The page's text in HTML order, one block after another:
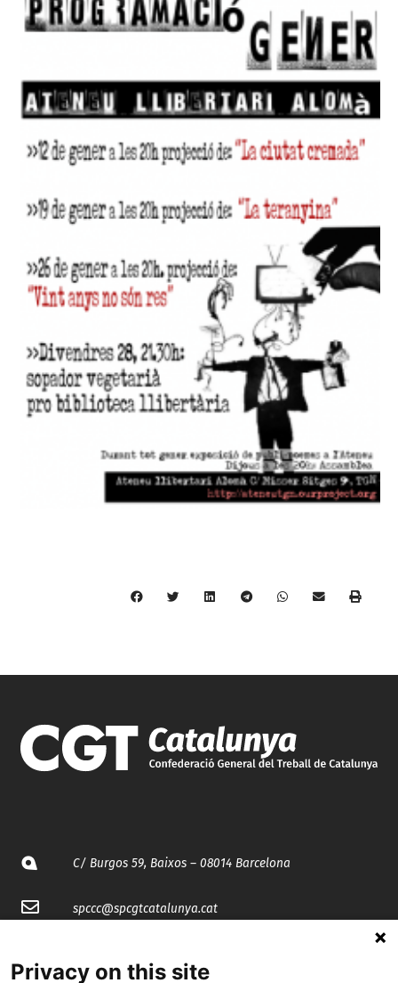
C/ Burgos 59, Baixos – 08014 Barcelona
spccc@spcgtcatalunya.cat
Privacy on this site